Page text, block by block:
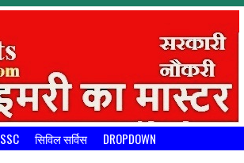
SSC सिविल सर्विस DROPDOWN